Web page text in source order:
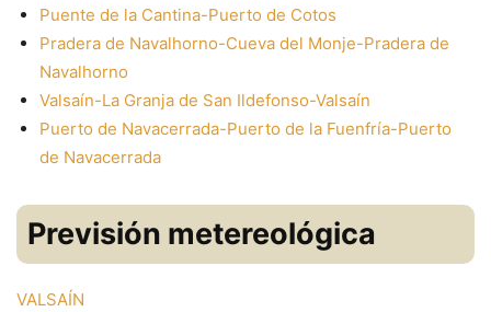
Puente de la Cantina-Puerto de Cotos
Pradera de Navalhorno-Cueva del Monje-Pradera de
Navalhorno
Valsaín-La Granja de San Ildefonso-Valsaín
Puerto de Navacerrada-Puerto de la Fuenfría-Puerto
de Navacerrada
Previsión metereológica
VALSAÍN